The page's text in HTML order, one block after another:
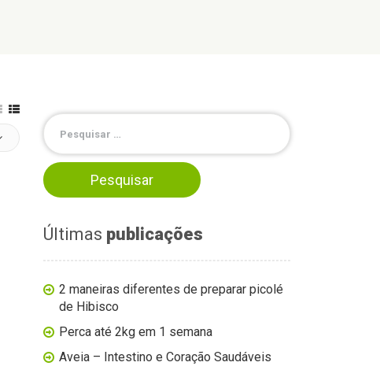
Últimas publicações
2 maneiras diferentes de preparar picolé
de Hibisco
Perca até 2kg em 1 semana
Aveia – Intestino e Coração Saudáveis